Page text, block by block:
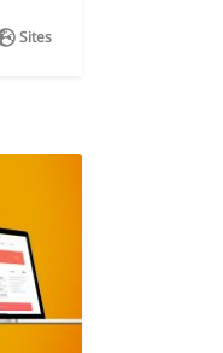
Sites